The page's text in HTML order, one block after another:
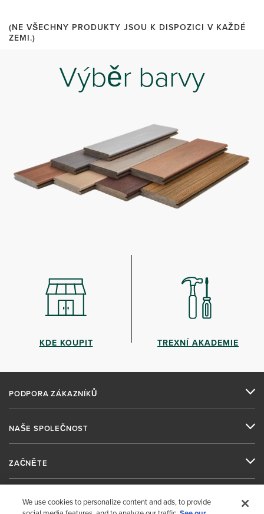
(NE VŠECHNY PRODUKTY JSOU K DISPOZICI V KAŽDÉ
ZEMI.)
Výběr barvy
KDE KOUPIT TREXNÍ AKADEMIE
PODPORA ZÁKAZNÍKŮ
NAŠE SPOLEČNOST
ZAČNĚTE
DALŠÍ INFORMACE
We use cookies to personalize content and ads, to provide